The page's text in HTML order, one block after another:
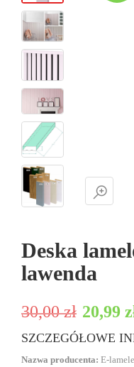
Deska
lawenda
30,00zł Pierwotna
20,99
SZCZEGÓŁOWE
Nazwa producenta: E-lamele